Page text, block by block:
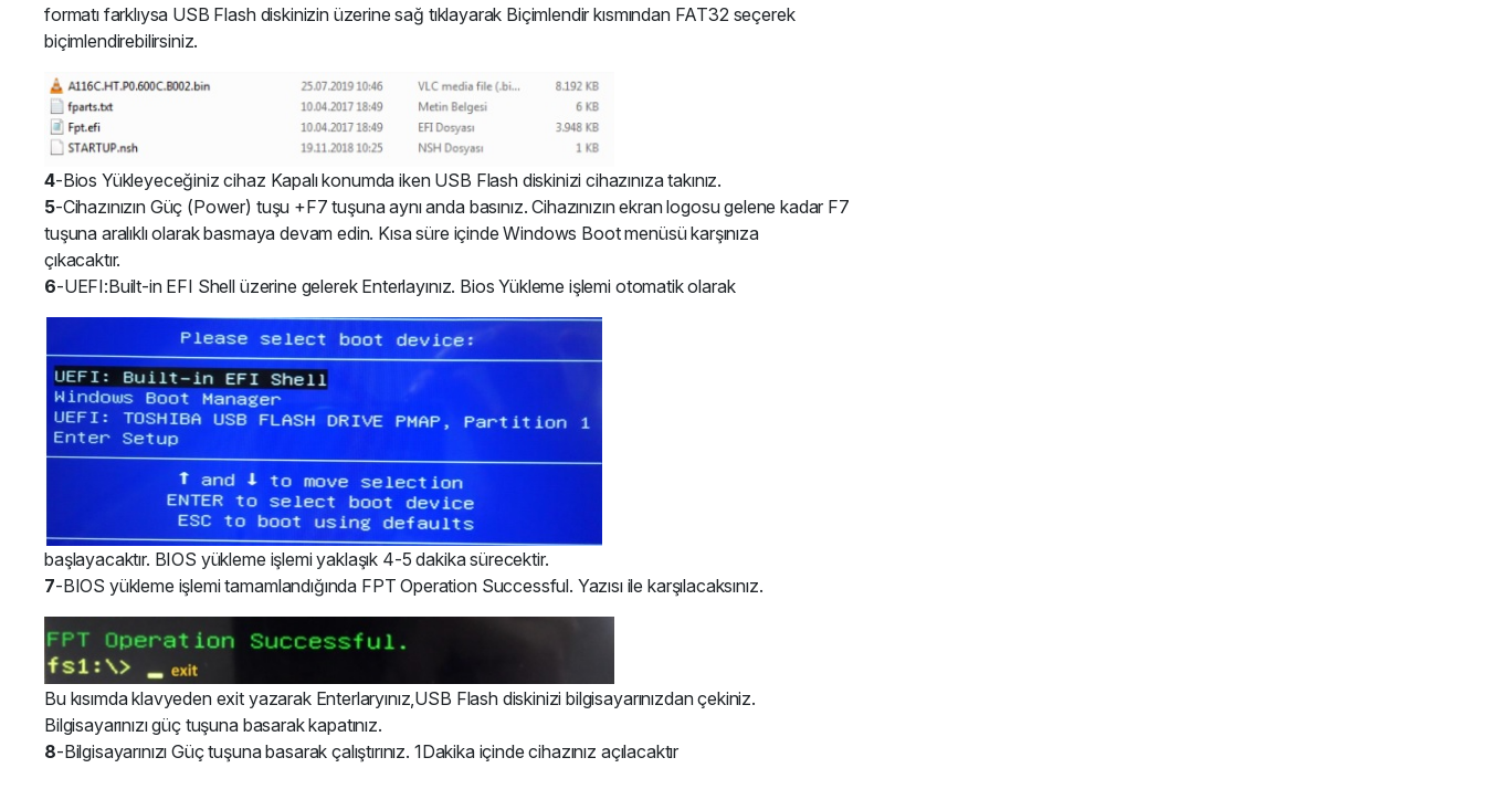
formatı farklıysa USB Flash diskinizin üzerine sağ tıklayarak Biçimlendir kısmından FAT32 seçerek
biçimlendirebilirsiniz.
4-Bios Yükleyeceğiniz cihaz Kapalı konumda iken USB Flash diskinizi cihazınıza takınız.
5-Cihazınızın Güç (Power) tuşu +F7 tuşuna aynı anda basınız. Cihazınızın ekran logosu gelene kadar F7
tuşuna aralıklı olarak basmaya devam edin. Kısa süre içinde Windows Boot menüsü karşınıza
çıkacaktır.
6-UEFI:Built-in EFI Shell üzerine gelerek Enterlayınız. Bios Yükleme işlemi otomatik olarak
başlayacaktır. BIOS yükleme işlemi yaklaşık 4-5 dakika sürecektir.
7-BIOS yükleme işlemi tamamlandığında FPT Operation Successful. Yazısı ile karşılacaksınız.
Bu kısımda klavyeden exit yazarak Enterlaryınız,USB Flash diskinizi bilgisayarınızdan çekiniz.
Bilgisayarınızı güç tuşuna basarak kapatınız.
8-Bilgisayarınızı Güç tuşuna basarak çalıştırınız. 1Dakika içinde cihazınız açılacaktır